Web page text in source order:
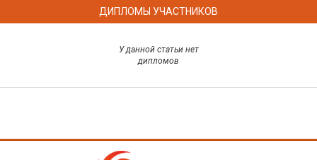
ДИПЛОМЫ УЧАСТНИКОВ
У данной статьи нет
дипломов